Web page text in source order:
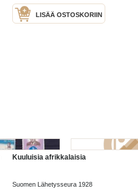
LISÄÄ OSTOSKORIIN
Kuuluisia afrikkalaisia
Suomen Lähetysseura 1928